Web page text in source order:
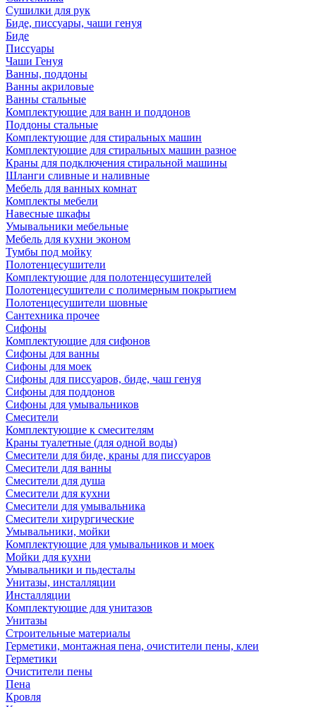
Сушилки для рук
Биде, писсуары, чаши генуя
Биде
Писсуары
Чаши Генуя
Ванны, поддоны
Ванны акриловые
Ванны стальные
Комплектующие для ванн и поддонов
Поддоны стальные
Комплектующие для стиральных машин
Комплектующие для стиральных машин разное
Краны для подключения стиральной машины
Шланги сливные и наливные
Мебель для ванных комнат
Комплекты мебели
Навесные шкафы
Умывальники мебельные
Мебель для кухни эконом
Тумбы под мойку
Полотенцесушители
Комплектующие для полотенцесушителей
Полотенцесушители с полимерным покрытием
Полотенцесушители шовные
Сантехника прочее
Сифоны
Комплектующие для сифонов
Сифоны для ванны
Сифоны для моек
Сифоны для писсуаров, биде, чаш генуя
Сифоны для поддонов
Сифоны для умывальников
Смесители
Комплектующие к смесителям
Краны туалетные (для одной воды)
Смесители для биде, краны для писсуаров
Смесители для ванны
Смесители для душа
Смесители для кухни
Смесители для умывальника
Смесители хирургические
Умывальники, мойки
Комплектующие для умывальников и моек
Мойки для кухни
Умывальники и пьдесталы
Унитазы, инсталляции
Инсталляции
Комплектующие для унитазов
Унитазы
Строительные материалы
Герметики, монтажная пена, очистители пены, клеи
Герметики
Очистители пены
Пена
Кровля